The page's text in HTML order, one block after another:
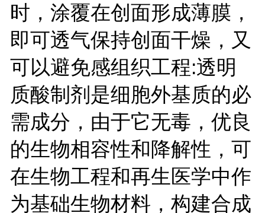
时，涂覆在创面形成薄膜，
即可透气保持创面干燥，又
可以避免感组织工程:透明
质酸制剂是细胞外基质的必
需成分，由于它无毒，优良
的生物相容性和降解性，可
在生物工程和再生医学中作
为基础生物材料，构建合成